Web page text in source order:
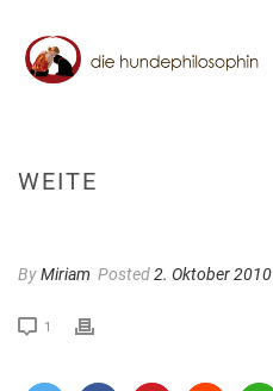
WEITE
ByMiriam Posted2. Oktober 2010
1